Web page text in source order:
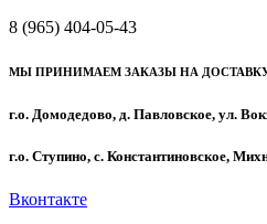
8 (965) 404-05-43
МЫ ПРИНИМАЕМ ЗАКАЗЫ НА
г.о. Домодедово, д. Павловское, ул.
г.о. Ступино, с. Константиновское,
Вконтакте